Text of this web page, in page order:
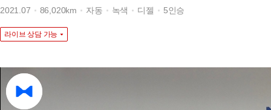
2021.07 86,020km 자동 녹색 디젤 5인승
라이브 상담 가능